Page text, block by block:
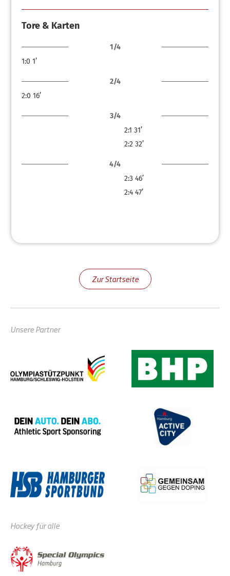
Tore & Karten
1/4
1:0 1’
2/4
2:0 16’
3/4
2:1 31’
2:2 32’
4/4
2:3 46’
2:4 47’
Zur Startseite
Unsere Partner
Hockey für alle